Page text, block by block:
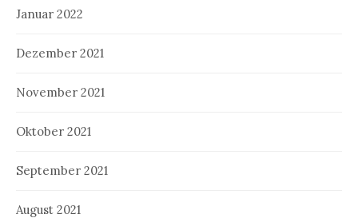
Januar 2022
Dezember 2021
November 2021
Oktober 2021
September 2021
August 2021